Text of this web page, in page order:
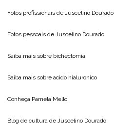
Fotos profissionais de Juscelino Dourado
Fotos pessoais de Juscelino Dourado
Saiba mais sobre bichectomia
Saiba mais sobre acido hialuronico
Conheça Pamela Mello
Blog de cultura de Juscelino Dourado